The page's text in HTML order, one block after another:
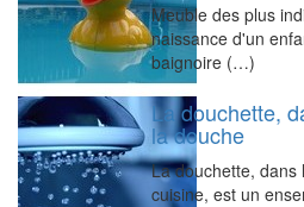
Meuble des plus
naissance d'un
baignoire (…)
La douchette,
la douche
La douchette, dans
cuisine, est un